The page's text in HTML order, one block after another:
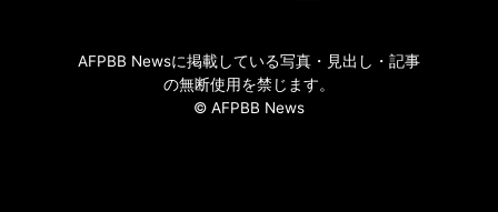
AFPBB Newsに掲載している写真・見出し・記事
の無断使用を禁じます。
© AFPBB News